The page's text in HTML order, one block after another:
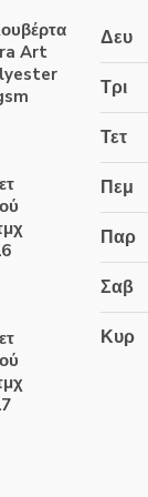
Art
Δευ
Τρι
Τετ
Πεμ
Παρ
Σαβ
Κυρ